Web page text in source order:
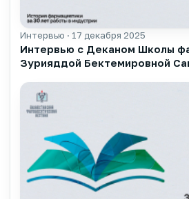
▶
Интервью · 17 декабря 2025
Интервью с Деканом Школы
Зурияддой Бектемировной